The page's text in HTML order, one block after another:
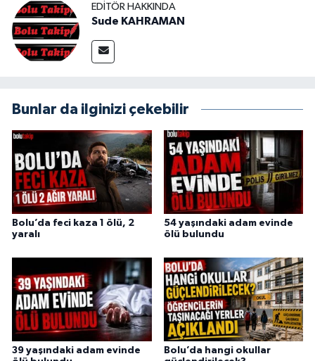
EDITÖR HAKKINDA
Sude KAHRAMAN
Bunlar da ilginizi çekebilir
Bolu’da feci kaza 1 ölü, 2
yaralı
54 yaşındaki adam evinde
ölü bulundu
39 yaşındaki adam evinde
Bolu’da hangi okullar